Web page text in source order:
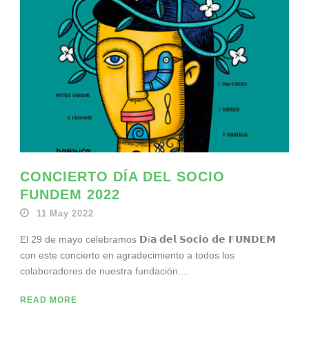
CONCIERTO DÍA DEL SOCIO
FUNDEM 2022
11 May 2022
El 29 de mayo celebramos 𝗗í𝗮 𝗱𝗲𝗹 𝗦𝗼𝗰𝗶𝗼 𝗱𝗲 𝗙𝗨𝗡𝗗𝗘𝗠
con este concierto en agradecimiento a todos los
colaboradores de nuestra fundación....
READ MORE